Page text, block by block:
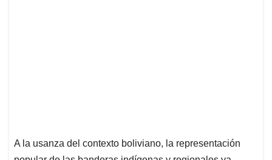
A la usanza del contexto boliviano, la representación